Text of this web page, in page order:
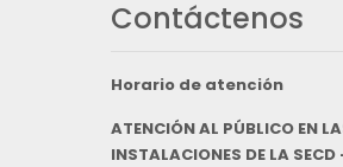
Contáctenos
Horario de atención
ATENCIÓN AL PÚBLICO EN
INSTALACIONES DE LA SECD